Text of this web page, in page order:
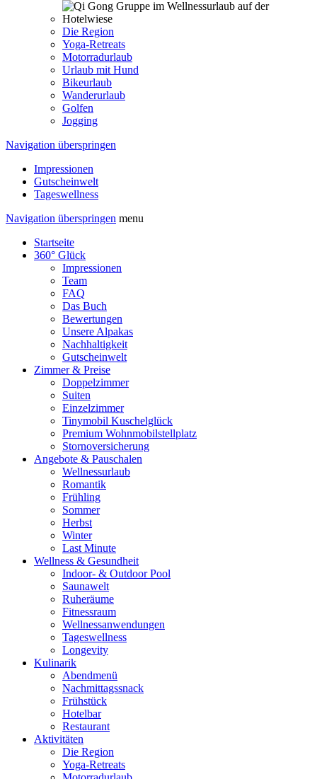
Die Region
Yoga-Retreats
Motorradurlaub
Urlaub mit Hund
Bikeurlaub
Wanderurlaub
Golfen
Jogging
Navigation überspringen
Impressionen
Gutscheinwelt
Tageswellness
Navigation überspringen menu
Startseite
360° Glück
Impressionen
Team
FAQ
Das Buch
Bewertungen
Unsere Alpakas
Nachhaltigkeit
Gutscheinwelt
Zimmer & Preise
Doppelzimmer
Suiten
Einzelzimmer
Tinymobil Kuschelglück
Premium Wohnmobilstellplatz
Stornoversicherung
Angebote & Pauschalen
Wellnessurlaub
Romantik
Frühling
Sommer
Herbst
Winter
Last Minute
Wellness & Gesundheit
Indoor- & Outdoor Pool
Saunawelt
Ruheräume
Fitnessraum
Wellness­anwendungen
Tageswellness
Longevity
Kulinarik
Abendmenü
Nachmittagssnack
Frühstück
Hotelbar
Restaurant
Aktivitäten
Die Region
Yoga-Retreats